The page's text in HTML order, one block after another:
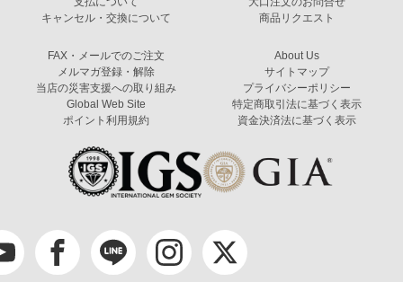
キャンセル・交換について
商品リクエスト
FAX・メールでのご注文
メルマガ登録・解除
当店の災害支援への取り組み
Global Web Site
ポイント利用規約
About Us
サイトマップ
プライバシーポリシー
特定商取引法に基づく表示
資金決済法に基づく表示